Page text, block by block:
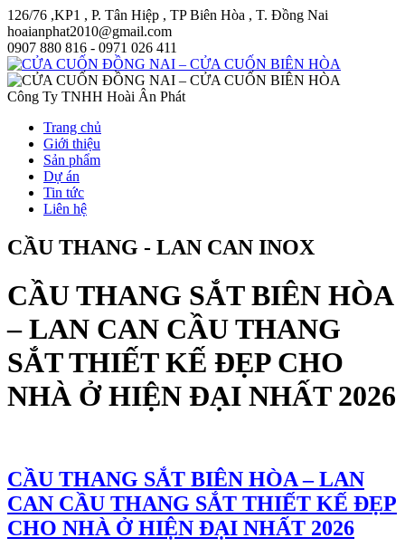
126/76 ,KP1 , P. Tân Hiệp , TP Biên Hòa , T. Đồng Nai
hoaianphat2010@gmail.com
0907 880 816 - 0971 026 411
Công Ty TNHH Hoài Ân Phát
Trang chủ
Giới thiệu
Sản phẩm
Dự án
Tin tức
Liên hệ
CẦU THANG - LAN CAN INOX
CẦU THANG SẮT BIÊN HÒA
– LAN CAN CẦU THANG
SẮT THIẾT KẾ ĐẸP CHO
NHÀ Ở HIỆN ĐẠI NHẤT 2026
CẦU THANG SẮT BIÊN HÒA – LAN
CAN CẦU THANG SẮT THIẾT KẾ ĐẸP
CHO NHÀ Ở HIỆN ĐẠI NHẤT 2026